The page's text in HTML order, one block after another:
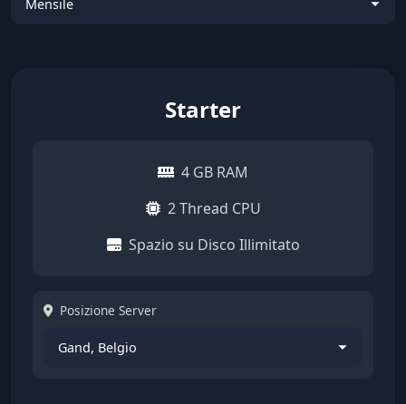
Starter
4 GB RAM
2 Thread CPU
Spazio su Disco Illimitato
Posizione Server